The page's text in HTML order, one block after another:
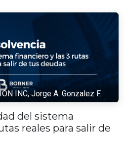
INC, Jorge A. Gonzalez F.
del sistema
reales para salir de